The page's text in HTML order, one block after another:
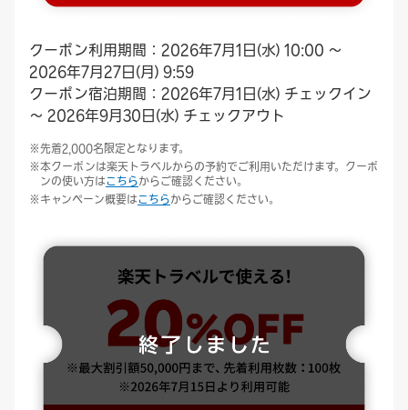
クーポン利用期間：2026年7月1日(水) 10:00 ～
2026年7月27日(月) 9:59
クーポン宿泊期間：2026年7月1日(水) チェックイン
～ 2026年9月30日(水) チェックアウト
先着2,000名限定となります。
本クーポンは楽天トラベルからの予約でご利用いただけます。クーポ
ンの使い方はこちらからご確認ください。
キャンペーン概要はこちらからご確認ください。